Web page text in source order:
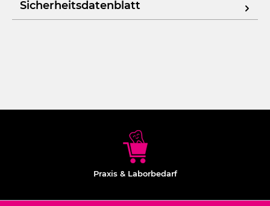
Sicherheitsdatenblatt
Praxis & Laborbedarf